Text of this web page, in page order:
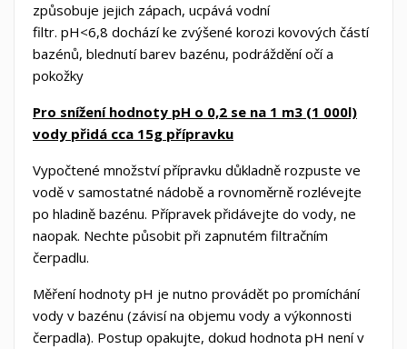
způsobuje jejich zápach, ucpává vodní
filtr. pH<6,8 dochází ke zvýšené korozi kovových částí
bazénů, blednutí barev bazénu, podráždění očí a
pokožky
Pro snížení hodnoty pH o 0,2 se na 1 m3 (1 000l)
vody přidá cca 15g přípravku
Vypočtené množství přípravku důkladně rozpuste ve
vodě v samostatné nádobě a rovnoměrně rozlévejte
po hladině bazénu. Přípravek přidávejte do vody, ne
naopak. Nechte působit při zapnutém filtračním
čerpadlu.
Měření hodnoty pH je nutno provádět po promíchání
vody v bazénu (závisí na objemu vody a výkonnosti
čerpadla). Postup opakujte, dokud hodnota pH není v